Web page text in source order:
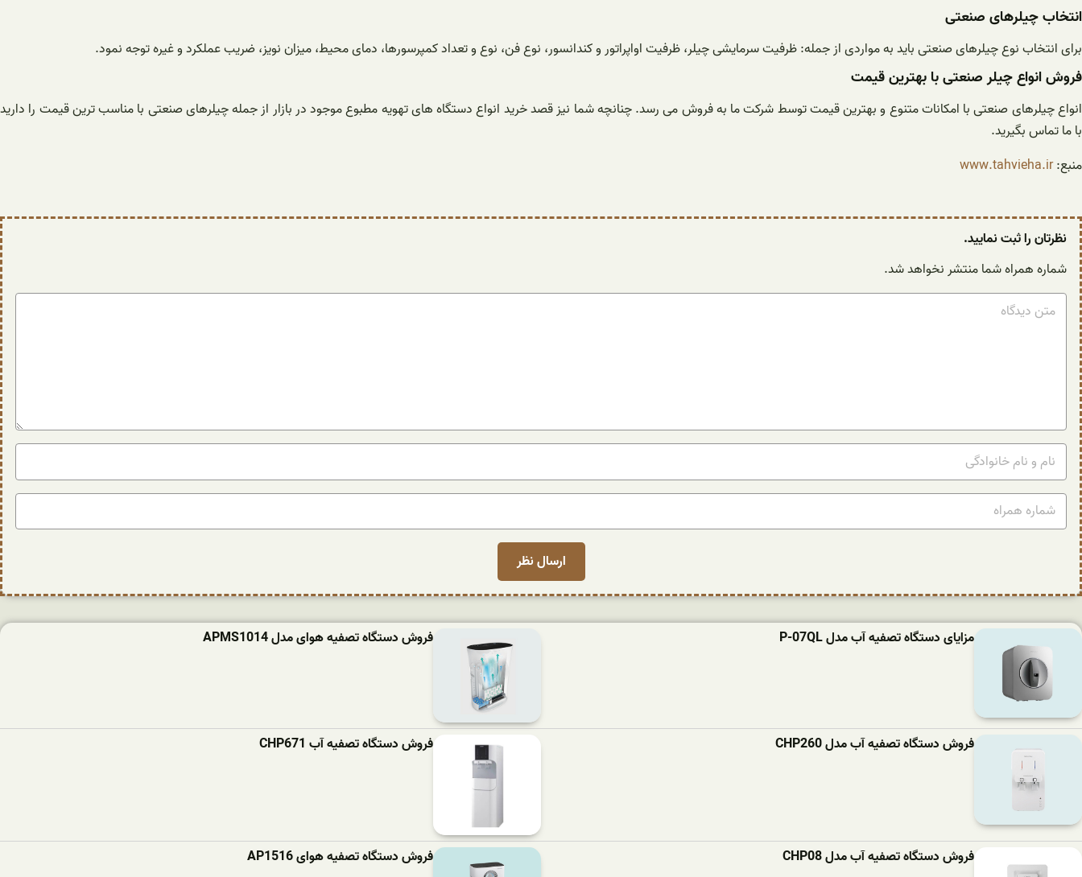
انتخاب چیلرهای صنعتی
برای انتخاب نوع چیلرهای صنعتی باید به مواردی از جمله: ظرفیت سرمایشی چیلر، ظرفیت اواپراتور و کندانسور، نوع فن، نوع و تعداد کمپرسورها، دمای محیط، میزان نویز، ضریب عملکرد و غیره توجه نمود.
فروش انواع چیلر صنعتی با بهترین قیمت
انواع چیلرهای صنعتی با امکانات متنوع و بهترین قیمت توسط شرکت ما به فروش می رسد. چنانچه شما نیز قصد خرید انواع دستگاه های تهویه مطبوع موجود در بازار از جمله چیلرهای صنعتی با مناسب ترین قیمت را دارید
با ما تماس بگیرید.
منبع:www.tahvieha.ir
نظرتان را ثبت نمایید.
شماره همراه شما منتشر نخواهد شد.
مزایای دستگاه تصفیه آب مدل P-07QL فروش دستگاه تصفیه هوای مدل APMS1014
فروش دستگاه تصفیه آب مدل CHP260 فروش دستگاه تصفیه آب CHP671
فروش دستگاه تصفیه آب مدل CHP08 فروش دستگاه تصفیه هوای AP1516